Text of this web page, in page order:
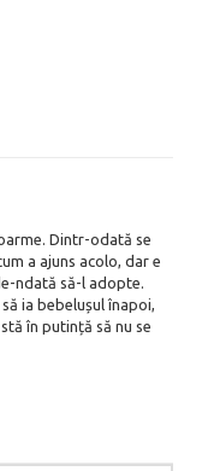
Dintr-odată se
a ajuns acolo, dar e
ndată să-l adopte.
ia bebelușul înapoi,
în putință să nu se